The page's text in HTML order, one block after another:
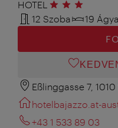
HOTEL 3 csillag
12 Szoba
19
Eßlinggasse 7, 1010
hotelbajazzo.at-
+43 1 533 89 03